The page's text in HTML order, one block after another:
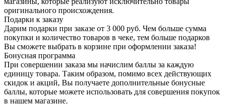
оригинального происхождения.
Подарки к заказу
Дарим подарки при заказе от 3 000 руб. Чем больше сумма
покупки и количество товаров в чеке, тем больше подарков
Вы сможете выбрать в корзине при оформлении заказа!
Бонусная программа
При совершении заказа мы начислим баллы за каждую
единицу товара. Таким образом, помимо всех действующих
скидок и акций, Вы получаете дополнительные бонусные
баллы, которые можете использовать для совершения покупок
в нашем магазине.